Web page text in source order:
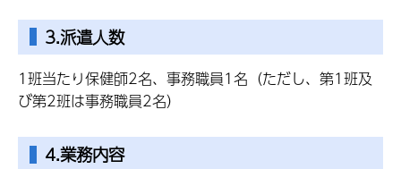
3.派遣人数
1班当たり保健師2名、事務職員1名（ただし、第1班及
び第2班は事務職員2名）
4.業務内容